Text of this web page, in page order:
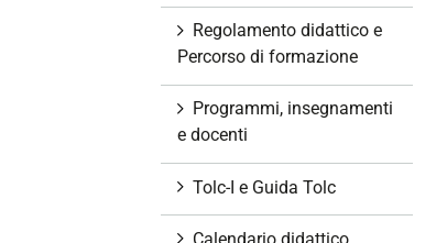
Regolamento didattico e
Percorso di formazione
Programmi, insegnamenti
e docenti
Tolc-I e Guida Tolc